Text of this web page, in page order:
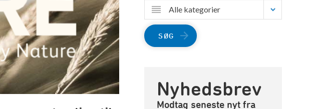
Alle kategorier
SØG
Nyhedsbrev
Modtag seneste nyt fra